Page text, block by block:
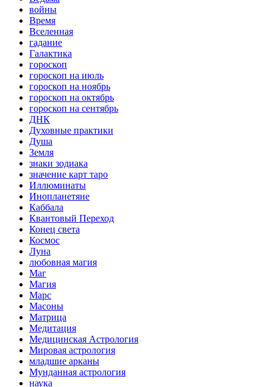
войны
Время
Вселенная
гадание
Галактика
гороскоп
гороскоп на июль
гороскоп на ноябрь
гороскоп на октябрь
гороскоп на сентябрь
ДНК
Духовные практики
Душа
Земля
знаки зодиака
значение карт таро
Иллюминаты
Инопланетяне
Каббала
Квантовый Переход
Конец света
Космос
Луна
любовная магия
Маг
Магия
Марс
Масоны
Матрица
Медитация
Медицинская Астрология
Мировая астрология
младшие арканы
Мунданная астрология
наука